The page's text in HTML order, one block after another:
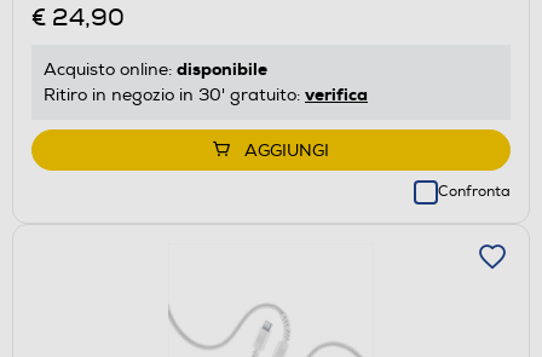
€ 24,90
Acquisto online: disponibile
Ritiro in negozio in 30' gratuito: verifica
AGGIUNGI
Confronta